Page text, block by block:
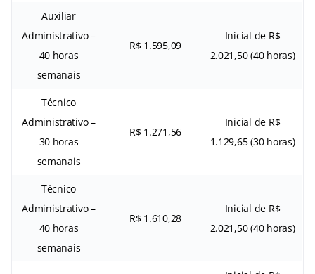
Auxiliar
Administrativo –
40 horas
semanais
R$ 1.595,09
Inicial de R$
2.021,50 (40 horas)
Técnico
Administrativo –
30 horas
semanais
R$ 1.271,56
Inicial de R$
1.129,65 (30 horas)
Técnico
Administrativo –
40 horas
semanais
R$ 1.610,28
Inicial de R$
2.021,50 (40 horas)